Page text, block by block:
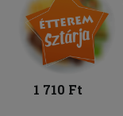
1 710 Ft